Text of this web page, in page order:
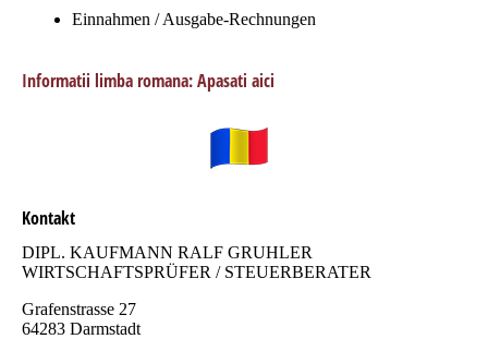
Einnahmen / Ausgabe-Rechnungen
Informatii limba romana: Apasati aici
Kontakt
DIPL. KAUFMANN RALF GRUHLER
WIRTSCHAFTSPRÜFER / STEUERBERATER
Grafenstrasse 27
64283 Darmstadt